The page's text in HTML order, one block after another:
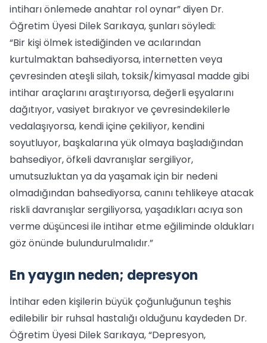
intiharı önlemede anahtar rol oynar” diyen Dr.
Öğretim Üyesi Dilek Sarıkaya, şunları söyledi:
“Bir kişi ölmek istediğinden ve acılarından
kurtulmaktan bahsediyorsa, internetten veya
çevresinden ateşli silah, toksik/kimyasal madde gibi
intihar araçlarını araştırıyorsa, değerli eşyalarını
dağıtıyor, vasiyet bırakıyor ve çevresindekilerle
vedalaşıyorsa, kendi içine çekiliyor, kendini
soyutluyor, başkalarına yük olmaya başladığından
bahsediyor, öfkeli davranışlar sergiliyor,
umutsuzluktan ya da yaşamak için bir nedeni
olmadığından bahsediyorsa, canını tehlikeye atacak
riskli davranışlar sergiliyorsa, yaşadıkları acıya son
verme düşüncesi ile intihar etme eğiliminde oldukları
göz önünde bulundurulmalıdır.”
En yaygın neden; depresyon
İntihar eden kişilerin büyük çoğunluğunun teşhis
edilebilir bir ruhsal hastalığı olduğunu kaydeden Dr.
Öğretim Üyesi Dilek Sarıkaya, “Depresyon,